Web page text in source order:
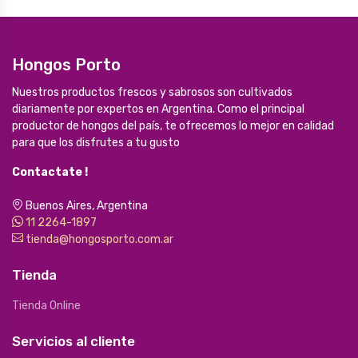
Hongos Porto
Nuestros productos frescos y sabrosos son cultivados
diariamente por expertos en Argentina. Como el principal
productor de hongos del país, te ofrecemos lo mejor en calidad
para que los disfrutes a tu gusto
Contactate !
Buenos Aires, Argentina
11 2264-1897
tienda@hongosporto.com.ar
Tienda
Tienda Online
Servicios al cliente